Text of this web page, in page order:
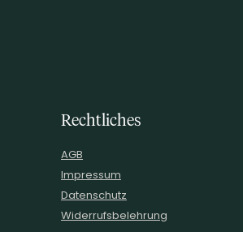
Rechtliches
AGB
Impressum
Datenschutz
Widerrufsbelehrung